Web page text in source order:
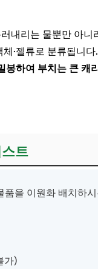
내리는 물뿐만 아니
·젤류로 분류됩니
봉하여 부치는 큰 캐
트
을 이원화 배치하
가)